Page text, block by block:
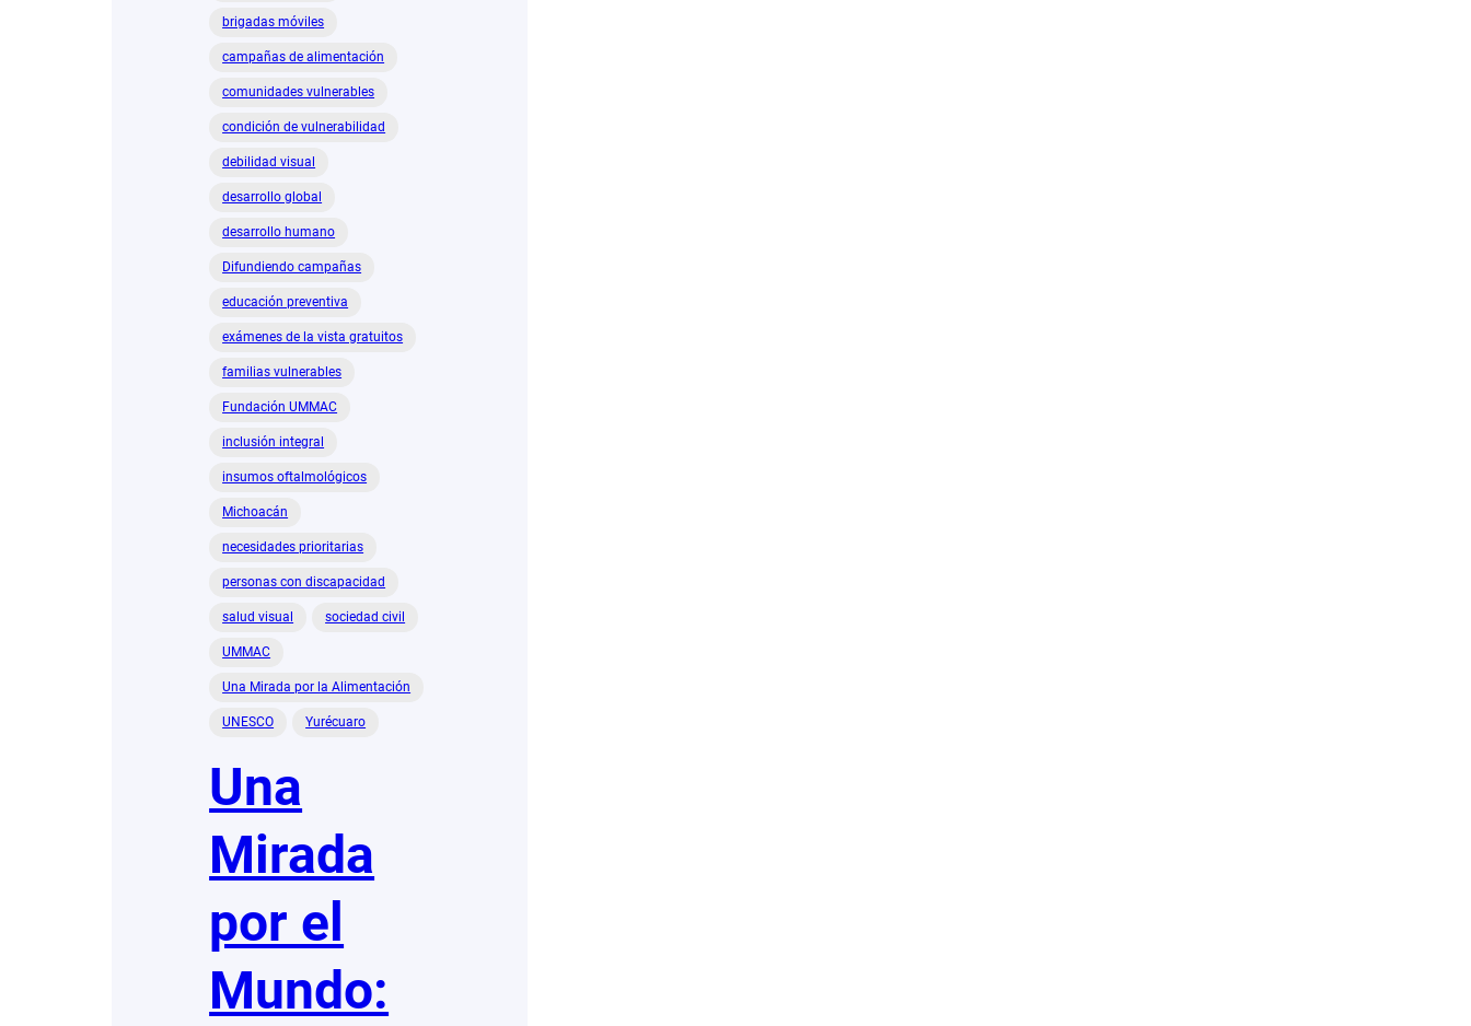
brigadas móviles
campañas de alimentación
comunidades vulnerables
condición de vulnerabilidad
debilidad visual
desarrollo global
desarrollo humano
Difundiendo campañas
educación preventiva
exámenes de la vista gratuitos
familias vulnerables
Fundación UMMAC
inclusión integral
insumos oftalmológicos
Michoacán
necesidades prioritarias
personas con discapacidad
salud visual sociedad civil
UMMAC
Una Mirada por la Alimentación
UNESCO Yurécuaro
Una
Mirada
por el
Mundo: